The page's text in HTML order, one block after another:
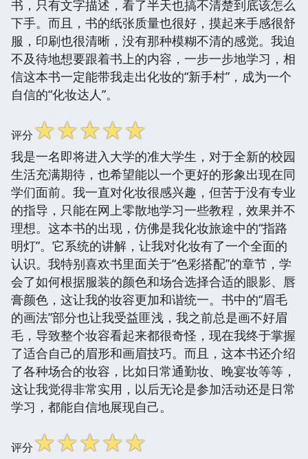
书，只有文字描述，看了半天也搞不清楚到底该怎么
下手。而且，书的纸张质量也很好，摸起来手感很舒
服，印刷也很清晰，没有那种模糊不清的感觉。我迫
不及待地想要跟着书上的内容，一步一步地学习，相
信这本书一定能带我走出化妆的“新手村”，成为一个
自信的“化妆达人”。
评分☆☆☆☆☆
我是一名即将进入大学的准大学生，对于全新的校园
生活充满期待，也希望能以一个更好的形象出现在同
学们面前。我一直对化妆很感兴趣，但苦于没有专业
的指导，只能在网上零散地学习一些教程，效果并不
理想。这本书的出现，仿佛是我化妆旅途中的“指路
明灯”。它系统的讲解，让我对化妆有了一个全面的
认识。我特别喜欢书里面关于“色彩搭配”的章节，学
会了如何根据服装的颜色和场合选择合适的眼影、唇
膏颜色，这让我的妆容更加和谐统一。书中的“眉毛
的画法”部分也让我受益匪浅，我之前总是画不好眉
毛，导致整个妆容看起来都很奇怪，现在我终于掌握
了适合自己的眉形和画眉技巧。而且，这本书还介绍
了各种场合的妆容，比如日常通勤妆、晚宴妆等等，
这让我觉得非常实用，以后无论是参加活动还是日常
学习，都能自信地展现自己。
评分☆☆☆☆☆